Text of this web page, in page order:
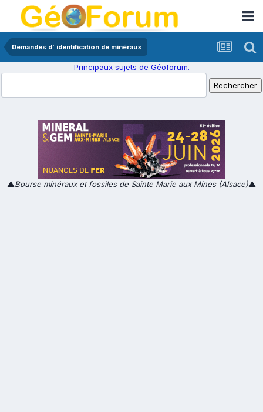
Demandes d' identification de minéraux
Principaux sujets de Géoforum.
▲Bourse minéraux et fossiles de Sainte Marie aux Mines (Alsace)▲